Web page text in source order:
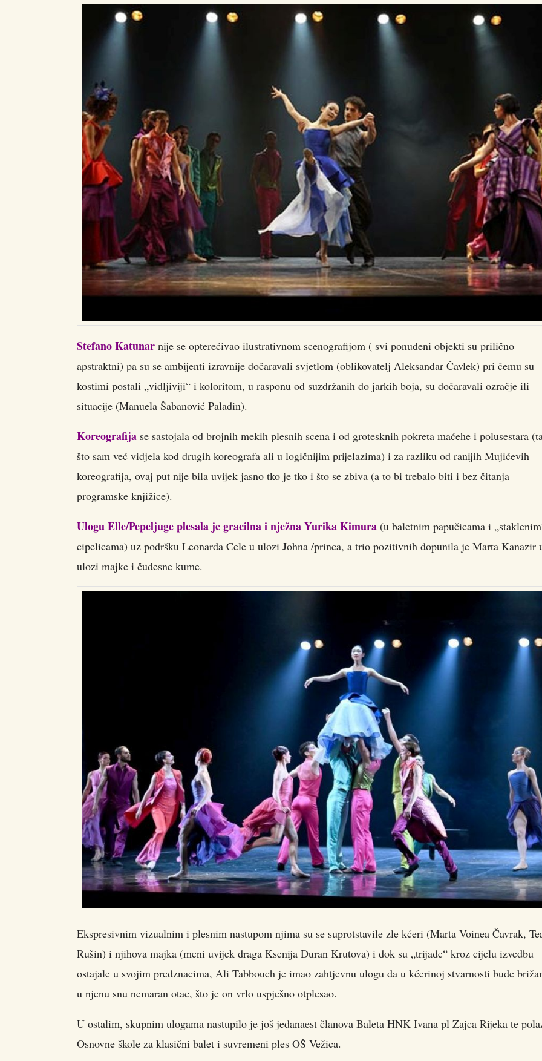
Stefano Katunar nije se opterećivao ilustrativnom scenografijom ( svi ponuđeni objekti su prilično
apstraktni) pa su se ambijenti izravnije dočaravali svjetlom (oblikovatelj Aleksandar Čavlek) pri čemu su
kostimi postali „vidljiviji“ i koloritom, u rasponu od suzdržanih do jarkih boja, su dočaravali ozračje ili
situacije (Manuela Šabanović Paladin).
Koreografija se sastojala od brojnih mekih plesnih scena i od grotesknih pokreta maćehe i polusestara
što sam već vidjela kod drugih koreografa ali u logičnijim prijelazima) i za razliku od ranijih Mujićevih
koreografija, ovaj put nije bila uvijek jasno tko je tko i što se zbiva (a to bi trebalo biti i bez čitanja
programske knjižice).
Ulogu Elle/Pepeljuge plesala je gracilna i nježna Yurika Kimura (u baletnim papučicama i
cipelicama) uz podršku Leonarda Cele u ulozi Johna /princa, a trio pozitivnih dopunila je Marta Kanazir
ulozi majke i čudesne kume.
Ekspresivnim vizualnim i plesnim nastupom njima su se suprotstavile zle kćeri (Marta Voinea Čavrak,
Rušin) i njihova majka (meni uvijek draga Ksenija Duran Krutova) i dok su „trijade“ kroz cijelu izvedbu
ostajale u svojim predznacima, Ali Tabbouch je imao zahtjevnu ulogu da u kćerinoj stvarnosti bude
u njenu snu nemaran otac, što je on vrlo uspješno otplesao.
U ostalim, skupnim ulogama nastupilo je još jedanaest članova Baleta HNK Ivana pl Zajca Rijeka te
Osnovne škole za klasični balet i suvremeni ples OŠ Vežica.